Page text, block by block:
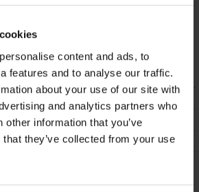
content and ads, to
features and to analyse our traffic.
about your use of our site with
and analytics partners who
other information that you’ve
they’ve collected from your use
će vam se svidjeti